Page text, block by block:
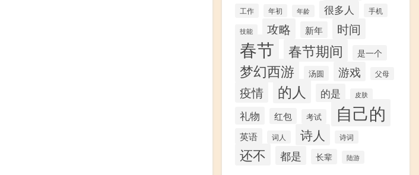
工作 年初 年龄 很多人 手机
技能 攻略 新年 时间
春节 春节期间 是一个
梦幻西游 汤圆 游戏 父母
疫情 的人 的是 皮肤
礼物 红包 考试 自己的
英语 词人 诗人 诗词
还不 都是 长辈 陆游